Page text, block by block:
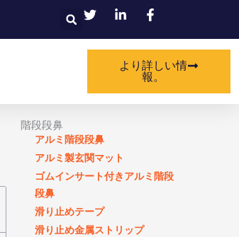
検
索
より詳しい情
報。
階段段鼻
アルミ階段段鼻
アルミ製玄関マット
ゴムインサート付きアルミ階段
段鼻
滑り止めテープ
滑り止め金属ストリップ